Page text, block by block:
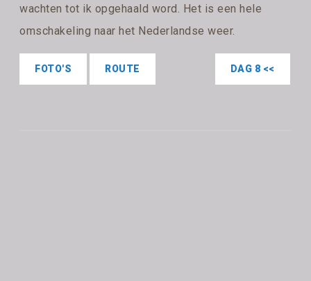
wachten tot ik opgehaald word. Het is een hele
omschakeling naar het Nederlandse weer.
DAG 8 <<
FOTO'S ROUTE